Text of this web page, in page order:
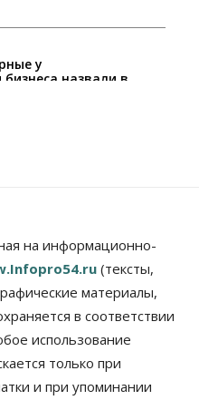
у
назвали в
на улице Кирова
косметики
на информационно-
(тексты,
материалы,
в соответствии
использование
только при
и при упоминании